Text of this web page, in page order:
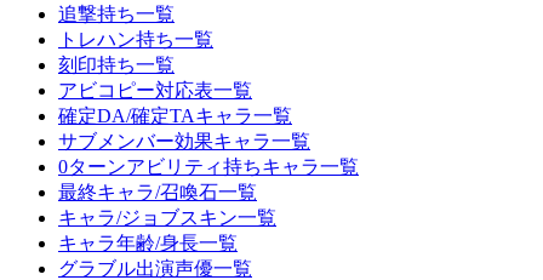
追撃持ち一覧
トレハン持ち一覧
刻印持ち一覧
アビコピー対応表一覧
確定DA/確定TAキャラ一覧
サブメンバー効果キャラ一覧
0ターンアビリティ持ちキャラ一覧
最終キャラ/召喚石一覧
キャラ/ジョブスキン一覧
キャラ年齢/身長一覧
グラブル出演声優一覧